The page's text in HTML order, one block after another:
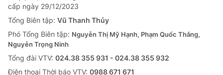
cấp ngày 29/12/2023
Tổng Biên tập: Vũ Thanh Thủy
Phó Tổng Biên tập: Nguyễn Thị Mỹ Hạnh, Phạm Quốc Thắng,
Nguyễn Trọng Ninh
Tổng đài VTV: 024.38 355 931 - 024.38 355 932
Ðiện thoại Thời báo VTV: 0988 671 671